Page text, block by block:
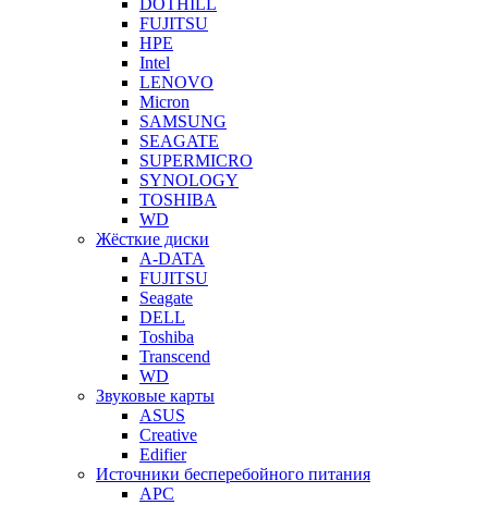
DOTHILL
FUJITSU
HPE
Intel
LENOVO
Micron
SAMSUNG
SEAGATE
SUPERMICRO
SYNOLOGY
TOSHIBA
WD
Жёсткие диски
A-DATA
FUJITSU
Seagate
DELL
Toshiba
Transcend
WD
Звуковые карты
ASUS
Creative
Edifier
Источники бесперебойного питания
APC